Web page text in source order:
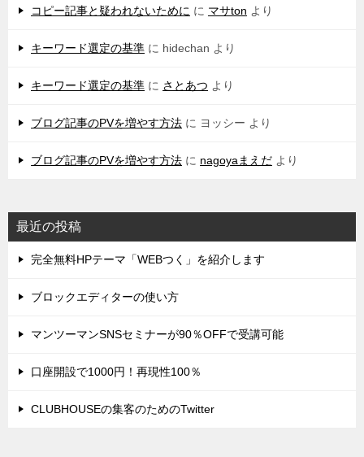
コピー記事と疑われないために に マサton より
キーワード選定の基準 に hidechan より
キーワード選定の基準 に さとあつ より
ブログ記事のPVを増やす方法 に ヨッシー より
ブログ記事のPVを増やす方法 に nagoyaまえだ より
最近の投稿
完全無料HPテーマ「WEBつく」を紹介します
ブロックエディターの使い方
マンツーマンSNSセミナーが90％OFFで受講可能
口座開設で1000円！再現性100％
CLUBHOUSEの集客のためのTwitter